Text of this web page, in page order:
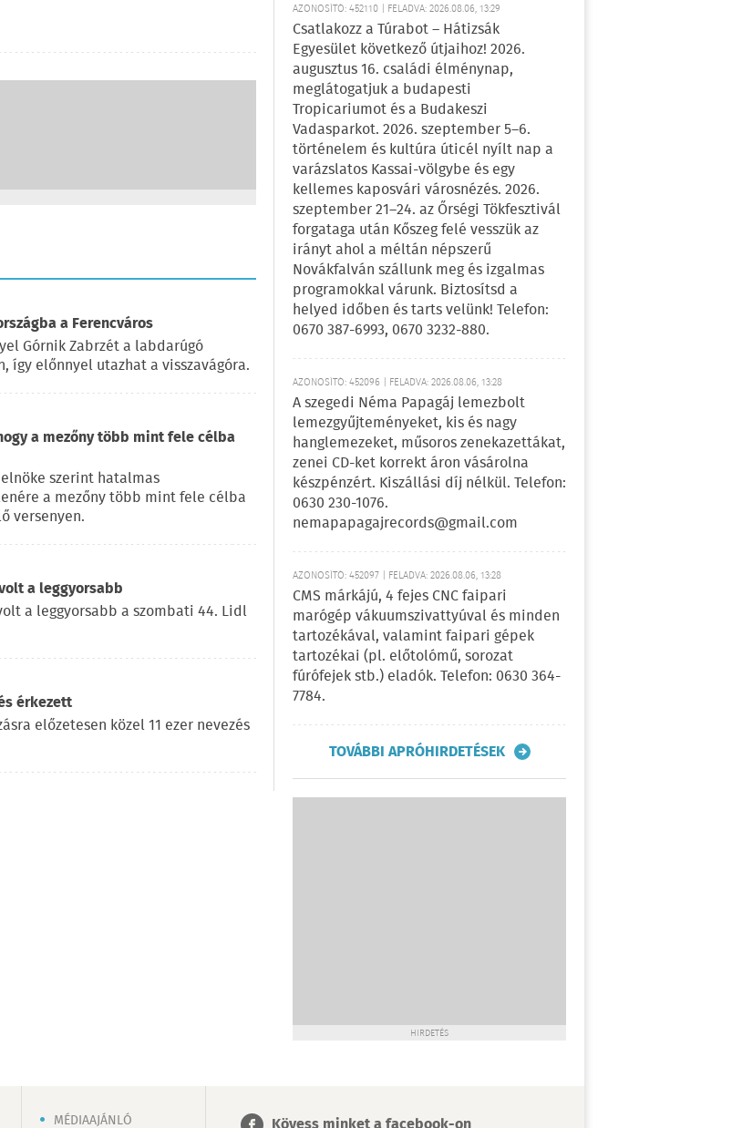
a Ferencváros
Górnik Zabrzét a labdarúgó
előnnyel utazhat a visszavágóra.
a mezőny több mint fele célba
elnöke szerint hatalmas
a mezőny több mint fele célba
versenyen.
a leggyorsabb
a leggyorsabb a szombati 44. Lidl
érkezett
előzetesen közel 11 ezer nevezés
AZONOSÍTÓ: 452110 | FELADVA: 2026.08.06, 13:29
Csatlakozz a Túrabot – Hátizsák
Egyesület következő útjaihoz! 2026.
augusztus 16. családi élménynap,
meglátogatjuk a budapesti
Tropicariumot és a Budakeszi
Vadasparkot. 2026. szeptember 5–6.
történelem és kultúra úticél nyílt nap a
varázslatos Kassai-völgybe és egy
kellemes kaposvári városnézés. 2026.
szeptember 21–24. az Őrségi Tökfesztivál
forgataga után Kőszeg felé vesszük az
irányt ahol a méltán népszerű
Novákfalván szállunk meg és izgalmas
programokkal várunk. Biztosítsd a
helyed időben és tarts velünk! Telefon:
0670 387-6993, 0670 3232-880.
AZONOSÍTÓ: 452096 | FELADVA: 2026.08.06, 13:28
A szegedi Néma Papagáj lemezbolt
lemezgyűjteményeket, kis és nagy
hanglemezeket, műsoros zenekazettákat,
zenei CD-ket korrekt áron vásárolna
készpénzért. Kiszállási díj nélkül. Telefon:
0630 230-1076.
nemapapagajrecords@gmail.com
AZONOSÍTÓ: 452097 | FELADVA: 2026.08.06, 13:28
CMS márkájú, 4 fejes CNC faipari
marógép vákuumszivattyúval és minden
tartozékával, valamint faipari gépek
tartozékai (pl. előtolómű, sorozat
fúrófejek stb.) eladók. Telefon: 0630 364-
7784.
TOVÁBBI APRÓHIRDETÉSEK
HIRDETÉS
MÉDIAAJÁNLÓ